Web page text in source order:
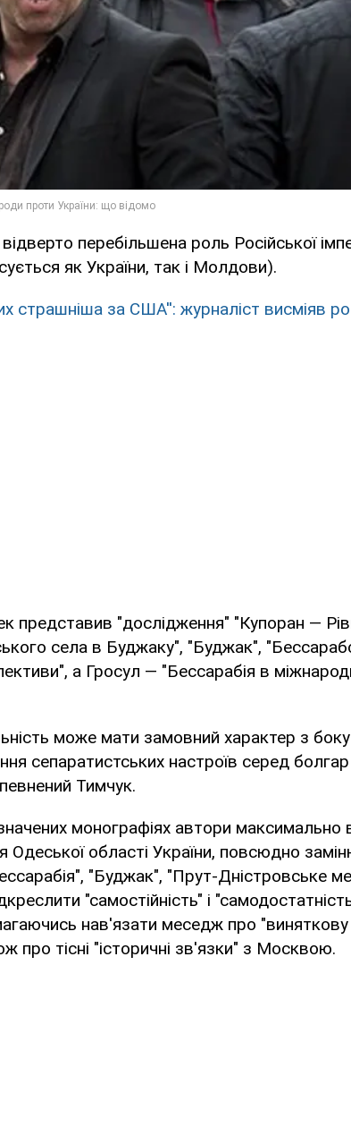
перебільшена роль Російської
як України, так і Молдови).
страшніша за США'': журналіст висміяв
представив "дослідження" "Купоран —
села в Буджаку", "Буджак",
а Гросул — "Бессарабія в
може мати замовний характер з боку
сепаратистських настроїв серед болгар
Тимчук.
монографіях автори максимально
Одеської області України, повсюдно
"Буджак", "Прут-Дністровське
"самостійність" і
нав'язати меседж про "виняткову
про тісні "історичні зв'язки" з Москвою.